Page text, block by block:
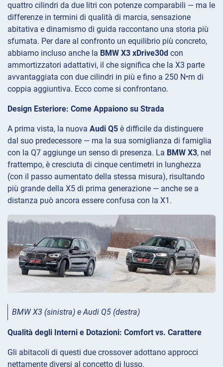
quattro cilindri da due litri con potenze comparabili — ma le
differenze in termini di qualità di marcia, sensazione
abitativa e dinamismo di guida raccontano una storia più
sfumata. Per dare al confronto un equilibrio più concreto,
abbiamo incluso anche la BMW X3 xDrive30d con
ammortizzatori adattativi, il che significa che la X3 parte
avvantaggiata con due cilindri in più e fino a 250 N•m di
coppia aggiuntiva. Ecco come si confrontano.
Design Esteriore: Come Appaiono su Strada
A prima vista, la nuova Audi Q5 è difficile da distinguere
dal suo predecessore — ma la sua somiglianza di famiglia
con la Q7 aggiunge un senso di presenza. La BMW X3, nel
frattempo, è cresciuta di cinque centimetri in lunghezza
(con il passo aumentato della stessa misura), risultando
più grande della X5 di prima generazione — anche se a
distanza può ancora essere confusa con la X1.
BMW X3 (sinistra) e Audi Q5 (destra)
Qualità degli Interni e Dotazioni: Comfort vs. Carattere
Gli abitacoli di questi due crossover adottano approcci
nettamente diversi al concetto di lusso.